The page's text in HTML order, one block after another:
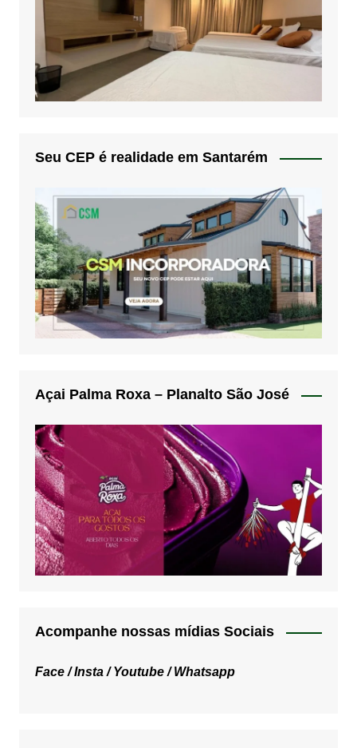
Seu CEP é realidade em Santarém
Açai Palma Roxa – Planalto São José
Acompanhe nossas mídias Sociais
Face /Insta /Youtube /Whatsapp